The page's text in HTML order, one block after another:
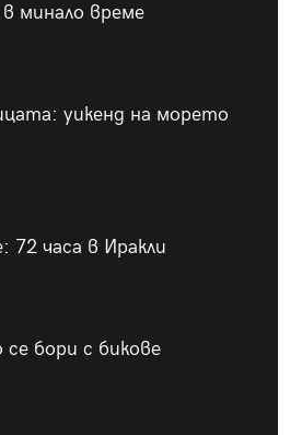
минало време
уикенд на морето
72 часа в Иракли
бори с бикове